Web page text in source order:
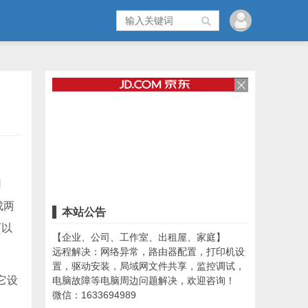
两
设
本站公告
【企业、公司、工作室、出租屋、家庭】
远程解决：网络异常，路由器配置，打印机设
置，驱动安装，局域网文件共享，监控调试，
电脑故障等电脑周边问题解决，欢迎咨询！
微信：1633694989